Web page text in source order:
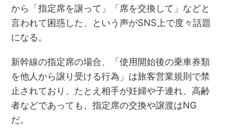
から「指定席を譲って」「席を交換して」などと
言われて困惑した、という声がSNS上で度々話題
になる。
新幹線の指定席の場合、「使用開始後の乗車券類
を他人から譲り受ける行為」は旅客営業規則で禁
止されており、たとえ相手が妊婦や子連れ、高齢
者などであっても、指定席の交換や譲渡はNG
だ。